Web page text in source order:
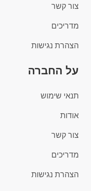
צור קשר
מדריכים
הצהרת נגישות
על החברה
תנאי שימוש
אודות
צור קשר
מדריכים
הצהרת נגישות